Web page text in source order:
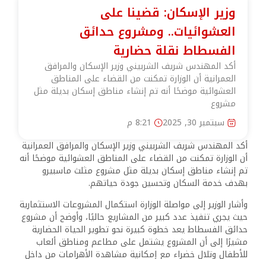
وزير الإسكان: قضينا على
العشوائيات.. ومشروع حدائق
الفسطاط نقلة حضارية
أكد المهندس شريف الشربيني وزير الإسكان والمرافق
العمرانية أن الوزارة تمكنت من القضاء على المناطق
العشوائية موضحًا أنه تم إنشاء مناطق إسكان بديلة مثل
مشروع
سبتمبر 30, 2025
8:21 م
أكد المهندس شريف الشربيني وزير الإسكان والمرافق العمرانية
أن الوزارة تمكنت من القضاء على المناطق العشوائية موضحًا أنه
تم إنشاء مناطق إسكان بديلة مثل مشروع مثلث ماسبيرو
بهدف خدمة السكان وتحسين جودة حياتهم.
وأشار الوزير إلى مواصلة الوزارة استكمال المشروعات الاستثمارية
حيث يجري تنفيذ عدد كبير من المشاريع حاليًا، وأوضح أن مشروع
حدائق الفسطاط يعد خطوة كبيرة نحو تطوير الحياة الحضارية
مشيرًا إلى أن المشروع يشتمل على مطاعم ومناطق ألعاب
للأطفال وتلال خضراء مع إمكانية مشاهدة الأهرامات من داخل